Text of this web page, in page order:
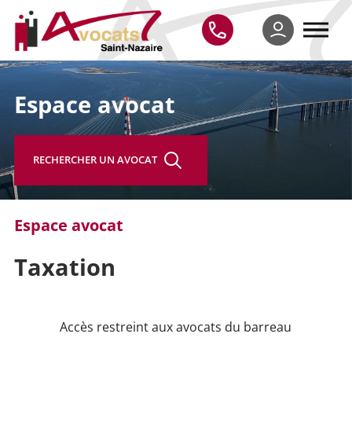
Espace avocat
RECHERCHER UN AVOCAT
Espace avocat
Taxation
Accès restreint aux avocats du barreau